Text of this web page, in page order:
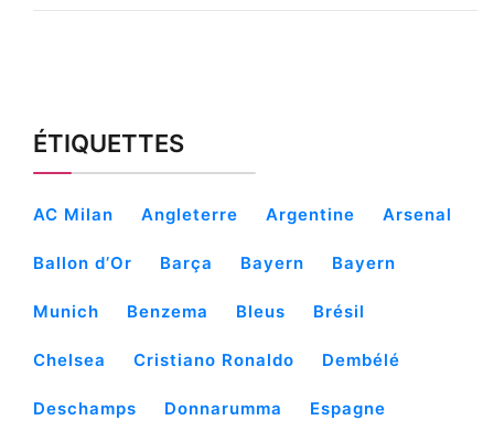
ÉTIQUETTES
AC Milan Angleterre Argentine Arsenal
Ballon d’Or Barça Bayern Bayern
Munich Benzema Bleus Brésil
Chelsea Cristiano Ronaldo Dembélé
Deschamps Donnarumma Espagne